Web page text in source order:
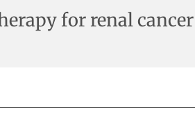
for renal cancer